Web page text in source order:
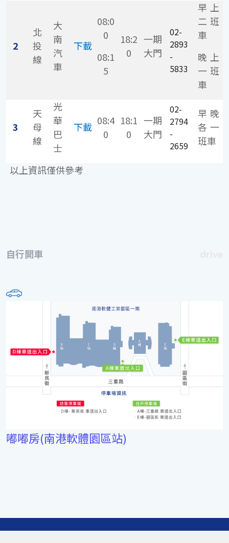
2
北
投
線
大
南
汽
車
下載
08:0
0
08:1
5
18:2
0
一期
大門
02-
2893
-
5833
早上
二班
車
晚上
一班
車
3
天
母
線
光
華
巴
士
下載 08:4
0
18:1
0
一期
大門
02-
2794
-
2659
早晚
各一
班車
以上資訊僅供參考
自行開車
嘟嘟房(南港軟體園區站)